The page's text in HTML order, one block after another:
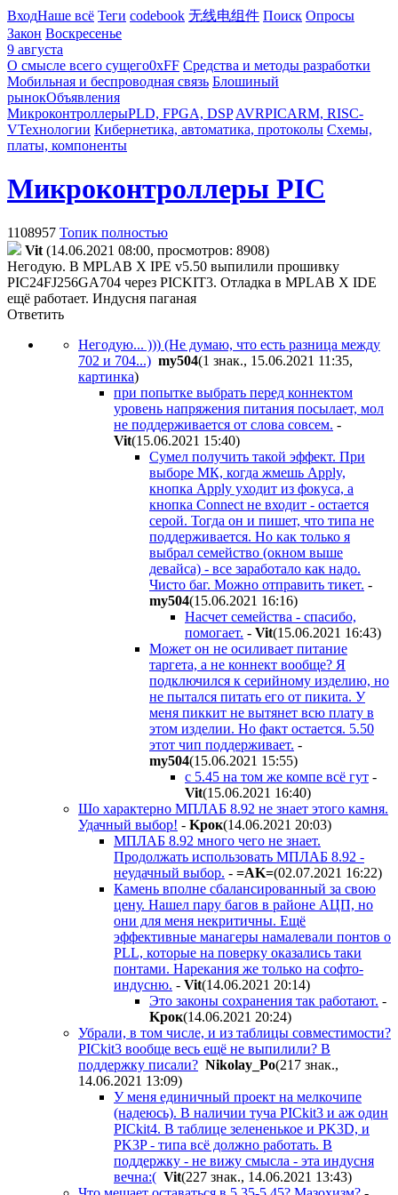
ВходНаше всё Теги codebook 无线电组件 Поиск Опросы
Закон Воскресенье
9 августа
О смысле всего сущего0xFF Средства и методы разработки
Мобильная и беспроводная связь Блошиный
рынокОбъявления
МикроконтроллерыPLD, FPGA, DSP AVRPICARM, RISC-
VТехнологии Кибернетика, автоматика, протоколы Схемы,
платы, компоненты
Микроконтроллеры PIC
1108957 Топик полностью
Vit (14.06.2021 08:00, просмотров: 8908)
Негодую. В MPLAB X IPE v5.50 выпилили прошивку
PIC24FJ256GA704 через PICKIT3. Отладка в MPLAB X IDE
ещё работает. Индусня паганая
Ответить
Негодую... ))) (Не думаю, что есть разница между
702 и 704...) my504(1 знак., 15.06.2021 11:35,
картинка)
при попытке выбрать перед коннектом
уровень напряжения питания посылает, мол
не поддерживается от слова совсем. -
Vit(15.06.2021 15:40)
Сумел получить такой эффект. При
выборе МК, когда жмешь Apply,
кнопка Apply уходит из фокуса, а
кнопка Connect не входит - остается
серой. Тогда он и пишет, что типа не
поддерживается. Но как только я
выбрал семейство (окном выше
девайса) - все заработало как надо.
Чисто баг. Можно отправить тикет. -
my504(15.06.2021 16:16)
Насчет семейства - спасибо,
помогает. - Vit(15.06.2021 16:43)
Может он не осиливает питание
таргета, а не коннект вообще? Я
подключился к серийному изделию, но
не пытался питать его от пикита. У
меня пиккит не вытянет всю плату в
этом изделии. Но факт остается. 5.50
этот чип поддерживает. -
my504(15.06.2021 15:55)
c 5.45 на том же компе всё гут -
Vit(15.06.2021 16:40)
Шо характерно МПЛАБ 8.92 не знает этого камня.
Удачный выбор! - Kpoк(14.06.2021 20:03)
МПЛАБ 8.92 много чего не знает.
Продолжать использовать МПЛАБ 8.92 -
неудачный выбор. - =AK=(02.07.2021 16:22)
Камень вполне сбалансированный за свою
цену. Нашел пару багов в районе АЦП, но
они для меня некритичны. Ещё
эффективные манагеры намалевали понтов о
PLL, которые на поверку оказались таки
понтами. Нарекания же только на софто-
индусню. - Vit(14.06.2021 20:14)
Это законы сохранения так работают. -
Kpoк(14.06.2021 20:24)
Убрали, в том числе, и из таблицы совместимости?
PICkit3 вообще весь ещё не выпилили? В
поддержку писали? Nikolay_Po(217 знак.,
14.06.2021 13:09)
У меня единичный проект на мелкочипе
(надеюсь). В наличии туча PICkit3 и аж один
PICkit4. В таблице зелененькое и PK3D, и
PK3P - типа всё должно работать. В
поддержку - не вижу смысла - эта индусня
вечна:( Vit(227 знак., 14.06.2021 13:43)